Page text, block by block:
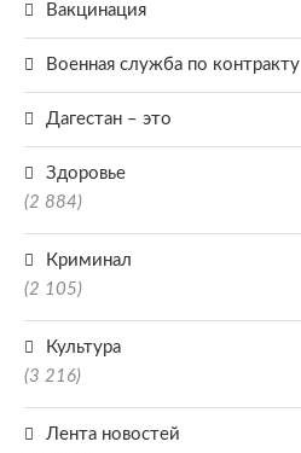
Вакцинация
Военная служба по контракту
Дагестан – это
Здоровье
(2 884)
Криминал
(2 105)
Культура
(3 216)
Лента новостей